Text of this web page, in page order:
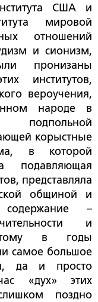
США и
мировой
отношений
и сионизм,
пронизаны
институтов,
вероучения,
народе в
подпольной
корыстные
в которой
подавляющая
представляла
общиной и
–
и
в годы
самое большое
да и просто
«дух» этих
поздно